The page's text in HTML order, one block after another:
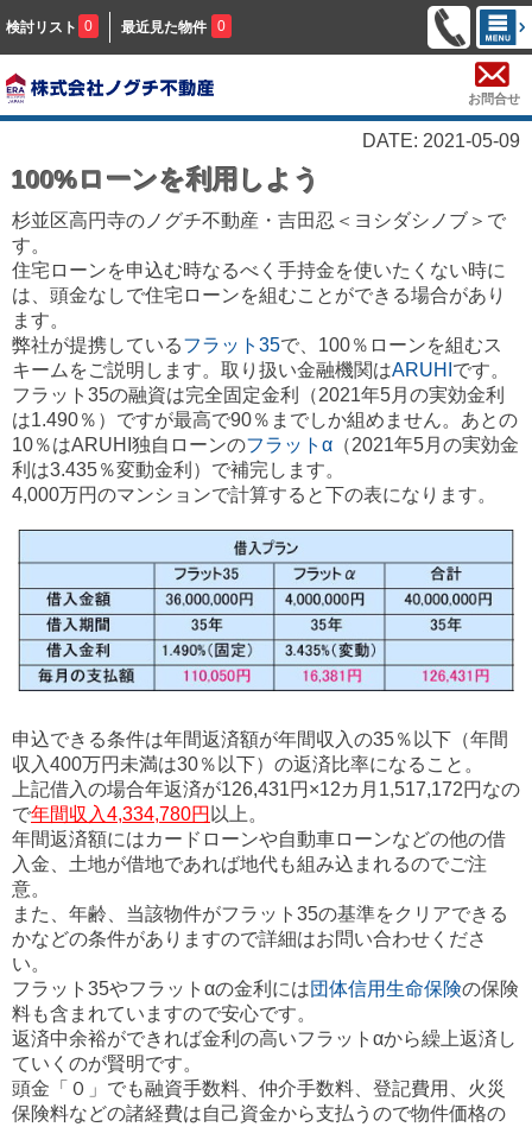
検討リスト 0 最近見た物件 0
お問合せ
DATE: 2021-05-09
100%ローンを利用しよう
杉並区高円寺のノグチ不動産・吉田忍＜ヨシダシノブ＞で
す。
住宅ローンを申込む時なるべく手持金を使いたくない時に
は、頭金なしで住宅ローンを組むことができる場合があり
ます。
弊社が提携しているフラット35で、100％ローンを組むス
キームをご説明します。取り扱い金融機関はARUHI です。
フラット35の融資は完全固定金利（2021年5月の実効金利
は1.490％）ですが最高で90％までしか組めません。あとの
10％はARUHI独自ローンのフラットα （2021年5月の実効金
利は3.435％変動金利）で補完します。
4,000万円のマンションで計算すると下の表になります。
申込できる条件は年間返済額が年間収入の35％以下 （年間
収入400万円未満は30％以下） の返済比率になること。
上記借入の場合年返済が126,431円×12カ月1,517,172円なの
で年間収入4,334,780円 以上。
年間返済額にはカードローンや自動車ローンなどの他の借
入金、土地が借地であれば地代も組み込まれるのでご注
意。
また、年齢、当該物件がフラット35の基準をクリアできる
かなどの条件がありますので詳細はお問い合わせくださ
い。
フラット35やフラットαの金利には団体信用生命保険の保険
料も含まれていますので安心です。
返済中余裕ができれば金利の高いフラットαから繰上返済し
ていくのが賢明です。
頭金「０」でも融資手数料、仲介手数料、登記費用、火災
保険料などの諸経費は自己資金から支払うので物件価格の